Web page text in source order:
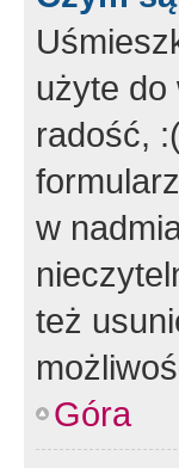
użyte
radość,
w
też
Góra